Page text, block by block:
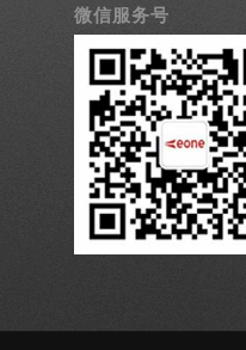
微信服务号